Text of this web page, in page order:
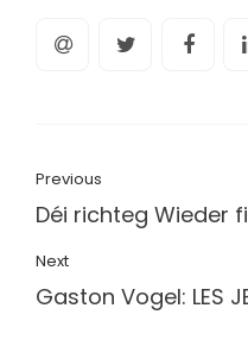
Previous
Déi richteg Wieder
Next
Gaston Vogel: LES